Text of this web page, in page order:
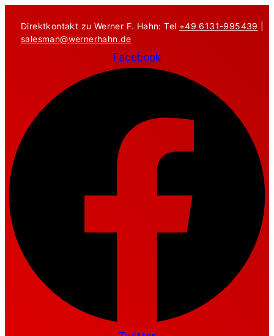
Inhalt
springen
Direktkontakt zu Werner F. Hahn: Tel +49 6131-995439
salesman@wernerhahn.de
Facebook